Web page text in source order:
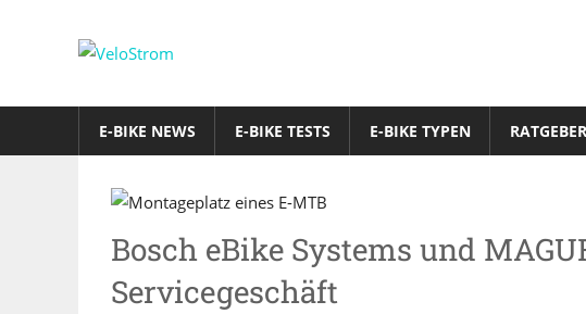
Online-
E-BIKE NEWS E-BIKE TESTS E-BIKE TYPEN RATGEBER
Bike
Bosch eBike Systems und
Servicegeschäft